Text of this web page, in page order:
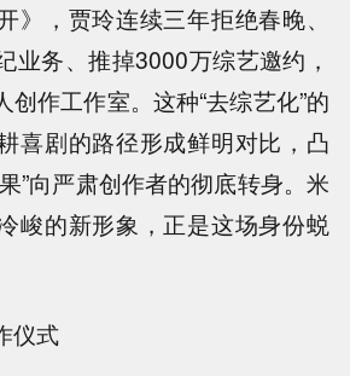
》，贾玲连续三年拒绝春晚、
业务、推掉3000万综艺邀约，
创作工作室。这种“去综艺化”的
喜剧的路径形成鲜明对比，凸
”向严肃创作者的彻底转身。米
峻的新形象，正是这场身份蜕
仪式